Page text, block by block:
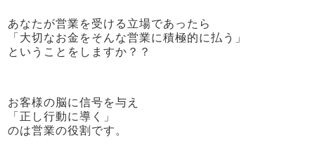
あなたが営業を受ける立場であったら
「大切なお金をそんな営業に積極的に払う」
ということをしますか？？
お客様の脳に信号を与え
「正し行動に導く」
のは営業の役割です。